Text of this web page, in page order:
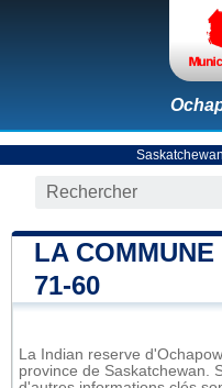
Saskatchewan
LA
71-60
La Indian reserve
province de Saskatchewan.